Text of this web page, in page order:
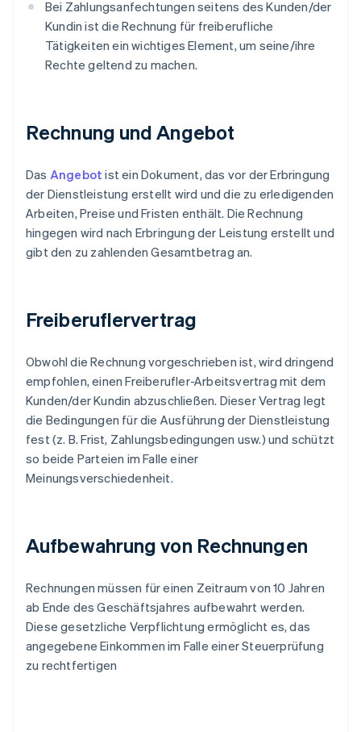
Bei Zahlungsanfechtungen seitens des Kunden/der
Kundin ist die Rechnung für freiberufliche
Tätigkeiten ein wichtiges Element, um seine/ihre
Rechte geltend zu machen.
Rechnung und Angebot
Das Angebot ist ein Dokument, das vor der Erbringung
der Dienstleistung erstellt wird und die zu erledigenden
Arbeiten, Preise und Fristen enthält. Die Rechnung
hingegen wird nach Erbringung der Leistung erstellt und
gibt den zu zahlenden Gesamtbetrag an.
Freiberuflervertrag
Obwohl die Rechnung vorgeschrieben ist, wird dringend
empfohlen, einen Freiberufler-Arbeitsvertrag mit dem
Kunden/der Kundin abzuschließen. Dieser Vertrag legt
die Bedingungen für die Ausführung der Dienstleistung
fest (z. B. Frist, Zahlungsbedingungen usw.) und schützt
so beide Parteien im Falle einer
Meinungsverschiedenheit.
Aufbewahrung von Rechnungen
Rechnungen müssen für einen Zeitraum von 10 Jahren
ab Ende des Geschäftsjahres aufbewahrt werden.
Diese gesetzliche Verpflichtung ermöglicht es, das
angegebene Einkommen im Falle einer Steuerprüfung
zu rechtfertigen